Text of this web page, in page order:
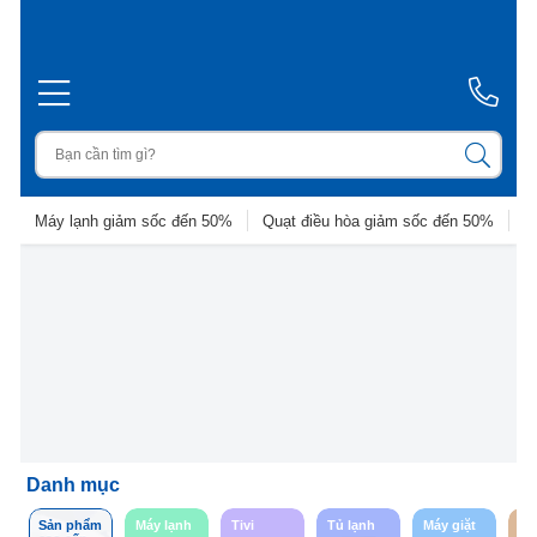
Máy lạnh giảm sốc đến 50% Quạt điều hòa giảm sốc đến 50%
Danh mục
Sản phẩm
Máy lạnh Tivi Tủ lạnh Máy giặt